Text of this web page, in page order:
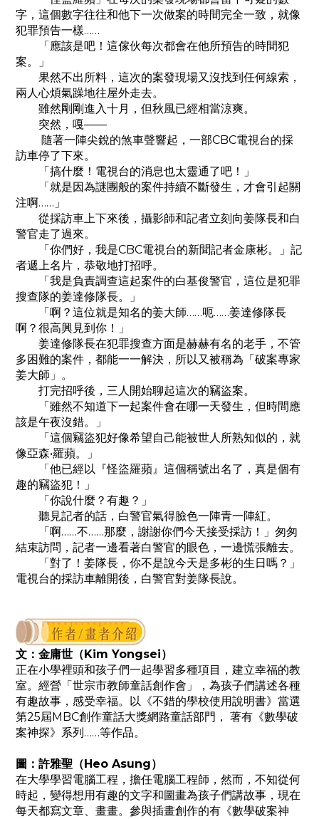
字，這個數字往往和他下一次做案的時間完全一致，就像
犯罪預告一樣……
「應該是吧！這傢伙每次都會在他所預告的時間犯
案。」
果然不出所料，這次的案發現場又沒找到任何線索，
兩人心煩氣躁地往屋外走去。
雖然剛剛進入十月，但秋風已經相當涼爽。
突然，嘎——
隨著一陣尖銳的煞車聲響起，一部CBC電視台的採
訪車停了下來。
「搞什麼！電視台的消息也太靈通了吧！」
「就是因為謎團般的案件持續不斷發生，才會引起關
注啊……」
從採訪車上下來後，攝影師和記者立刻向姜隊長和白
警官走了過來。
「你們好，我是CBC電視台的新聞記者金康彬。」記
者遞上名片，恭敬地打招呼。
「我是負責調查這起案件的白基俊警官，這位是犯罪
搜查隊的姜達修隊長。」
「啊？這位就是知名的姜大師……呃……姜達修隊長
啊？很高興見到你！」
姜達修隊長在犯罪搜查方面是赫赫有名的老手，不管
多困難的案件，都能一一解決，所以又被稱為「破案專家
姜大師」。
打完招呼後，三人開始聊起這次的竊盜案。
「雖然不知道下一起案件會在哪一天發生，但時間應
該是午夜沒錯。」
「這個竊盜犯好像希望自己能被世人所熟知似的，就
像亞森•羅蘋。」
「他已經以『怪盜羅蘋』這個稱號出名了，真是個有
趣的竊盜犯！」
「你說什麼？有趣？」
聽見記者的話，白警官氣得臉色一陣青一陣紅。
「啊……不……那麼，謝謝你們今天接受採訪！」匆匆
結束訪問，記者一邊看著白警官的眼色，一邊慌張離去。
「對了！姜隊長，你不是說今天是多彬的生日嗎？」
電視台的採訪車離開後，白警官對姜隊長說。
文：金庸世（Kim Yongsei）
正在小學裡頭和孩子們一起學習多種項目，建立幸福的教
室。經營「世宗市教師童話創作會」，為孩子們講述各種
有趣故事，感受幸福。以《不錯的學校使用說明書》當選
第25屆MBC創作童話大獎網路童話部門， 著有《數學破
案神探》系列……等作品。
圖：許雅聖（Heo Asung）
在大學學習電腦工程，擔任電腦工程師，然而，不知從何
時起，變得想用有趣的文字和圖畫為孩子們講故事，現在
每天都寫文章、畫畫。參與插畫創作的有《數學破案神